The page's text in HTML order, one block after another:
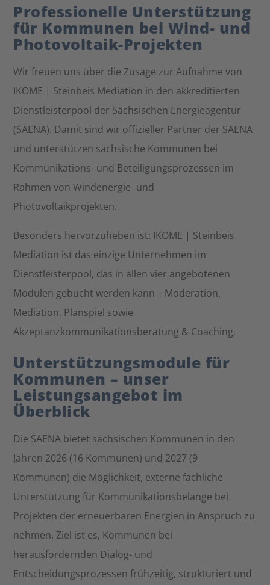
Professionelle Unterstützung
für Kommunen bei Wind- und
Photovoltaik-Projekten
Wir freuen uns über die Zusage zur Aufnahme von
IKOME | Steinbeis Mediation in den akkreditierten
Dienstleisterpool der Sächsischen Energieagentur
(SAENA). Damit sind wir offizieller Partner der SAENA
und unterstützen sächsische Kommunen bei
Kommunikations- und Beteiligungsprozessen im
Rahmen von Windenergie- und
Photovoltaikprojekten.
Besonders hervorzuheben ist: IKOME | Steinbeis
Mediation ist das einzige Unternehmen im
Dienstleisterpool, das in allen vier angebotenen
Modulen gebucht werden kann – Moderation,
Mediation, Planspiel sowie
Akzeptanzkommunikationsberatung & Coaching.
Unterstützungsmodule für
Kommunen – unser
Leistungsangebot im
Überblick
Die SAENA bietet sächsischen Kommunen in den
Jahren 2026 (16 Kommunen) und 2027 (9
Kommunen) die Möglichkeit, externe fachliche
Unterstützung für Kommunikationsbelange bei
Projekten der erneuerbaren Energien in Anspruch zu
nehmen. Ziel ist es, Kommunen bei
herausfordernden Dialog- und
Entscheidungsprozessen frühzeitig, strukturiert und